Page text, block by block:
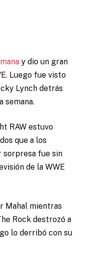
y dio un gran
Luego fue visto
Lynch detrás
semana.
RAW estuvo
que a los
sorpresa fue sin
de la WWE
Mahal mientras
Rock destrozó a
lo derribó con su